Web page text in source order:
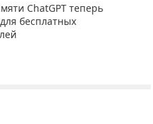
ChatGPT теперь
бесплатных